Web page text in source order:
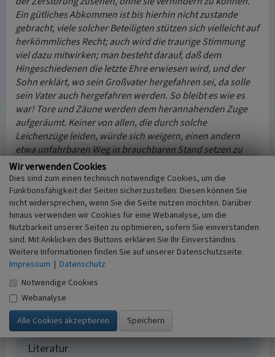
Ein gütliches Abkommen ist bis hierhin nicht zustande
gebracht, viele solcher Beteiligten stützen sich vielleicht auf
herkömmliches Recht; auch wird die traurige Stimmung
viel dazu mitwirken; man besteht darauf, daß dem
Hingeschiedenen die letzte Ehre erwiesen wird, und der
Sohn erklärt, wo sein Großvater hergefahren sei, da solle
sein Vater auch hergefahren werden. So bleibt es wie es
war! Tore und Zäune werden dem herannahenden Zuge
aufgeräumt. Keiner von allen, die durch solche
Leichenzüge leiden, würde sich weigern, einen andern
etwa unfahrbaren Weg in brauchbaren Stand setzen zu
helfen, um dadurch des Übels auf immer los zu werden.
Eine allgemeine höhere Bestimmung hierüber wäre zu
wünschen“ (Schell 1907, S. 140).
(Biologische Station Rhein-Berg, erstellt im Rahmen des
Projektes „Bienen, Blüten, Begegnung - Biodiversität in
bergischen Dörfern“. Ein Projekt im Rahmen des LVR-
Netzwerks Kulturlandschaft, 2021)
Internet
www.dorf-olpe.de
16.12.2021)
Literatur
Wir verwenden Cookies
Dies sind zum einen technisch notwendige Cookies, um die
Funktionsfähigkeit der Seiten sicherzustellen. Diesen können Sie
nicht widersprechen, wenn Sie die Seite nutzen möchten. Darüber
hinaus verwenden wir Cookies für eine Webanalyse, um die
Nutzbarkeit unserer Seiten zu optimieren, sofern Sie einverstanden
sind. Mit Anklicken des Buttons erklären Sie Ihr Einverständnis.
Weitere Informationen finden Sie auf unserer Datenschutzseite.
Impressum | Datenschutz
Notwendige Cookies
Webanalyse